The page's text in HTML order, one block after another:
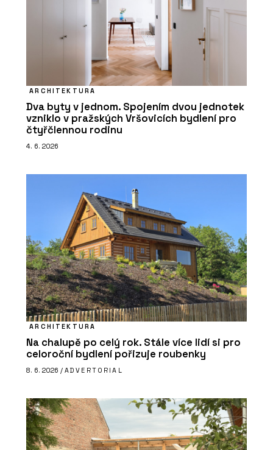
ARCHITEKTURA
Dva byty v jednom. Spojením dvou jednotek
vzniklo v pražských Vršovicích bydlení pro
čtyřčlennou rodinu
4. 6. 2026
ARCHITEKTURA
Na chalupě po celý rok. Stále více lidí si pro
celoroční bydlení pořizuje roubenky
8. 6. 2026 / ADVERTORIAL